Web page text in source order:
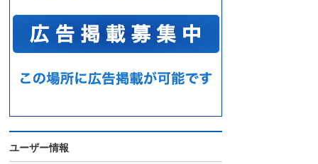
ユーザー情報